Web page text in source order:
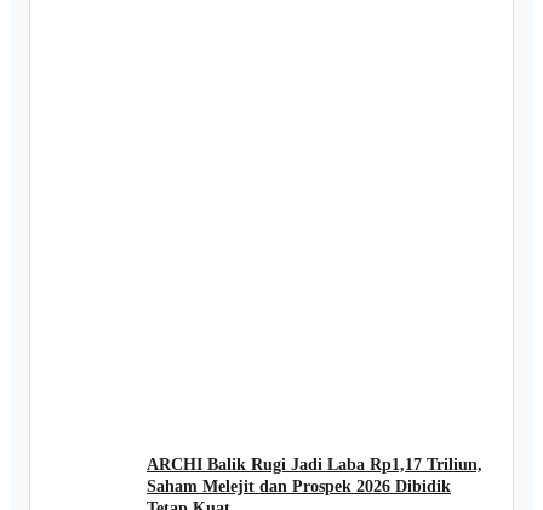
ARCHI Balik Rugi Jadi Laba Rp1,17 Triliun,
Saham Melejit dan Prospek 2026 Dibidik